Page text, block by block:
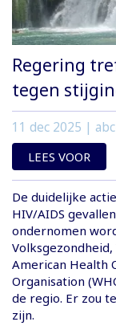
Regering
tegen
11 dec 2025 |
LEES VOOR
De duidelijke
HIV/AIDS
ondernomen
American Health
Organisation
de regio. Er zou
zijn.